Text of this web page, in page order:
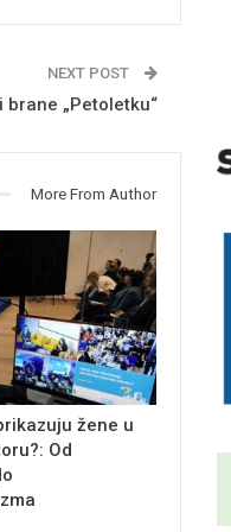
NEXT POST
brane „Petoletku“
More From Author
žene u
Od